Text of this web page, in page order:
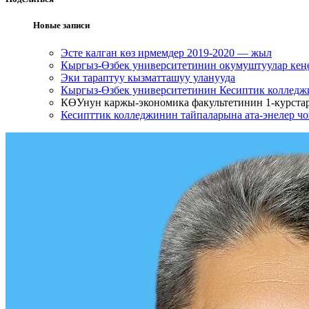
Новые записи
Эсте калган көз ирмемдер 2019-2020 — жыл
Кыргыз-Өзбек университетинин окумуштуулар
Эки тараптуу кызматташуу уланууда
Кыргыз-Өзбек университетинин Кесиптик
КӨУнун каржы-экономика факультетинин 1-
Кесипттик колледжинин тайпаларына ата-энелер